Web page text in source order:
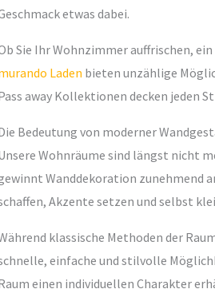
etwas dabei.
Sie Ihr Wohnzimmer auffrischen,
Laden bieten unzählige
away Kollektionen decken jeden
Bedeutung von moderner
Wohnräume sind längst nicht
Wanddekoration zunehmend
Akzente setzen und selbst
klassische Methoden der
einfache und stilvolle
einen individuellen Charakter